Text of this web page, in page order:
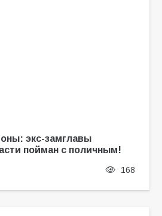
экс-замглавы
пойман с поличным!
168